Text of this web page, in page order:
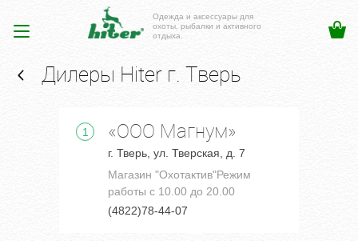
Одежда и аксессуары для
охоты, рыбалки и активного
отдыха.
Дилеры Hiter г. Тверь
1 «ООО Магнум»
г. Тверь, ул. Тверская, д. 7
Магазин "Охотактив"Режим
работы с 10.00 до 20.00
(4822)78-44-07